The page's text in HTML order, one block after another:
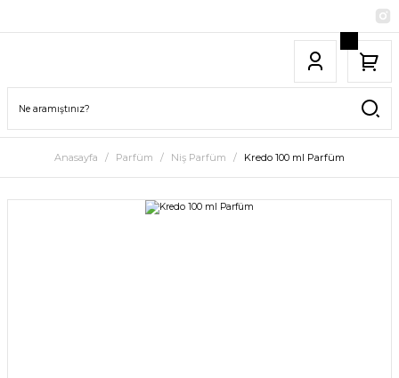
Anasayfa Parfüm Niş Parfüm Kredo 100 ml Parfüm